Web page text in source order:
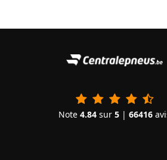
Note 4.84 sur 5 | 66416